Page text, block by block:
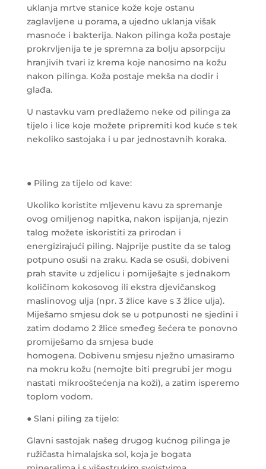
uklanja mrtve stanice kože koje ostanu
zaglavljene u porama, a ujedno uklanja višak
masnoće i bakterija.Nakon pilinga koža postaje
prokrvljenija te je spremna za bolju apsorpciju
hranjivih tvari iz krema koje nanosimo na kožu
nakon pilinga. Koža postaje mekša na dodir i
glađa.
U nastavku vam predlažemo neke od pilinga za
tijelo i lice koje možete pripremiti kod kuće s tek
nekoliko sastojaka i u par jednostavnih koraka.
● Piling za tijelo od kave:
Ukoliko koristite mljevenu kavu za spremanje
ovog omiljenog napitka, nakon ispijanja, njezin
talog možete iskoristiti za prirodan i
energizirajući piling. Najprije pustite da se talog
potpuno osuši na zraku. Kada se osuši, dobiveni
prah stavite u zdjelicu i pomiješajte s jednakom
količinom kokosovog ili ekstra djevičanskog
maslinovog ulja (npr. 3 žlice kave s 3 žlice ulja).
Miješamo smjesu dok se u potpunosti ne sjedini i
zatim dodamo 2 žlice smeđeg šećera te ponovno
promiješamo da smjesa bude
homogena. Dobivenu smjesu nježno umasiramo
na mokru kožu (nemojte biti pregrubi jer mogu
nastati mikrooštećenja na koži), a zatim isperemo
toplom vodom.
● Slani piling za tijelo:
Glavni sastojak našeg drugog kućnog pilinga je
ružičasta himalajska sol, koja je bogata